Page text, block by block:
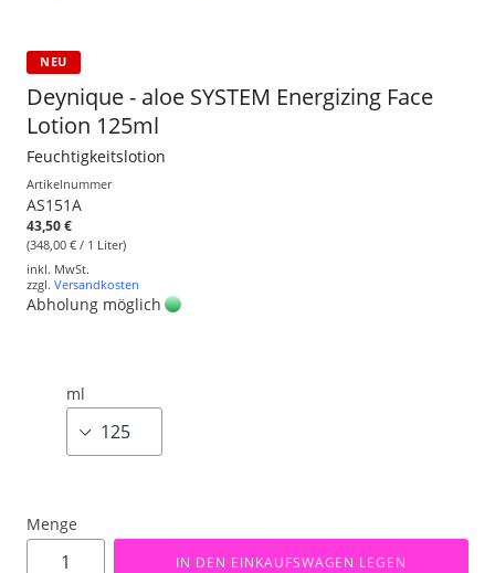
NEU
Deynique - aloe SYSTEM Energizing Face
Lotion 125ml
Feuchtigkeitslotion
Artikelnummer
AS151A
43,50 €
(348,00 € / 1 Liter)
inkl. MwSt.
zzgl. Versandkosten
Abholung möglich
ml
Menge
IN DEN EINKAUFSWAGEN LEGEN